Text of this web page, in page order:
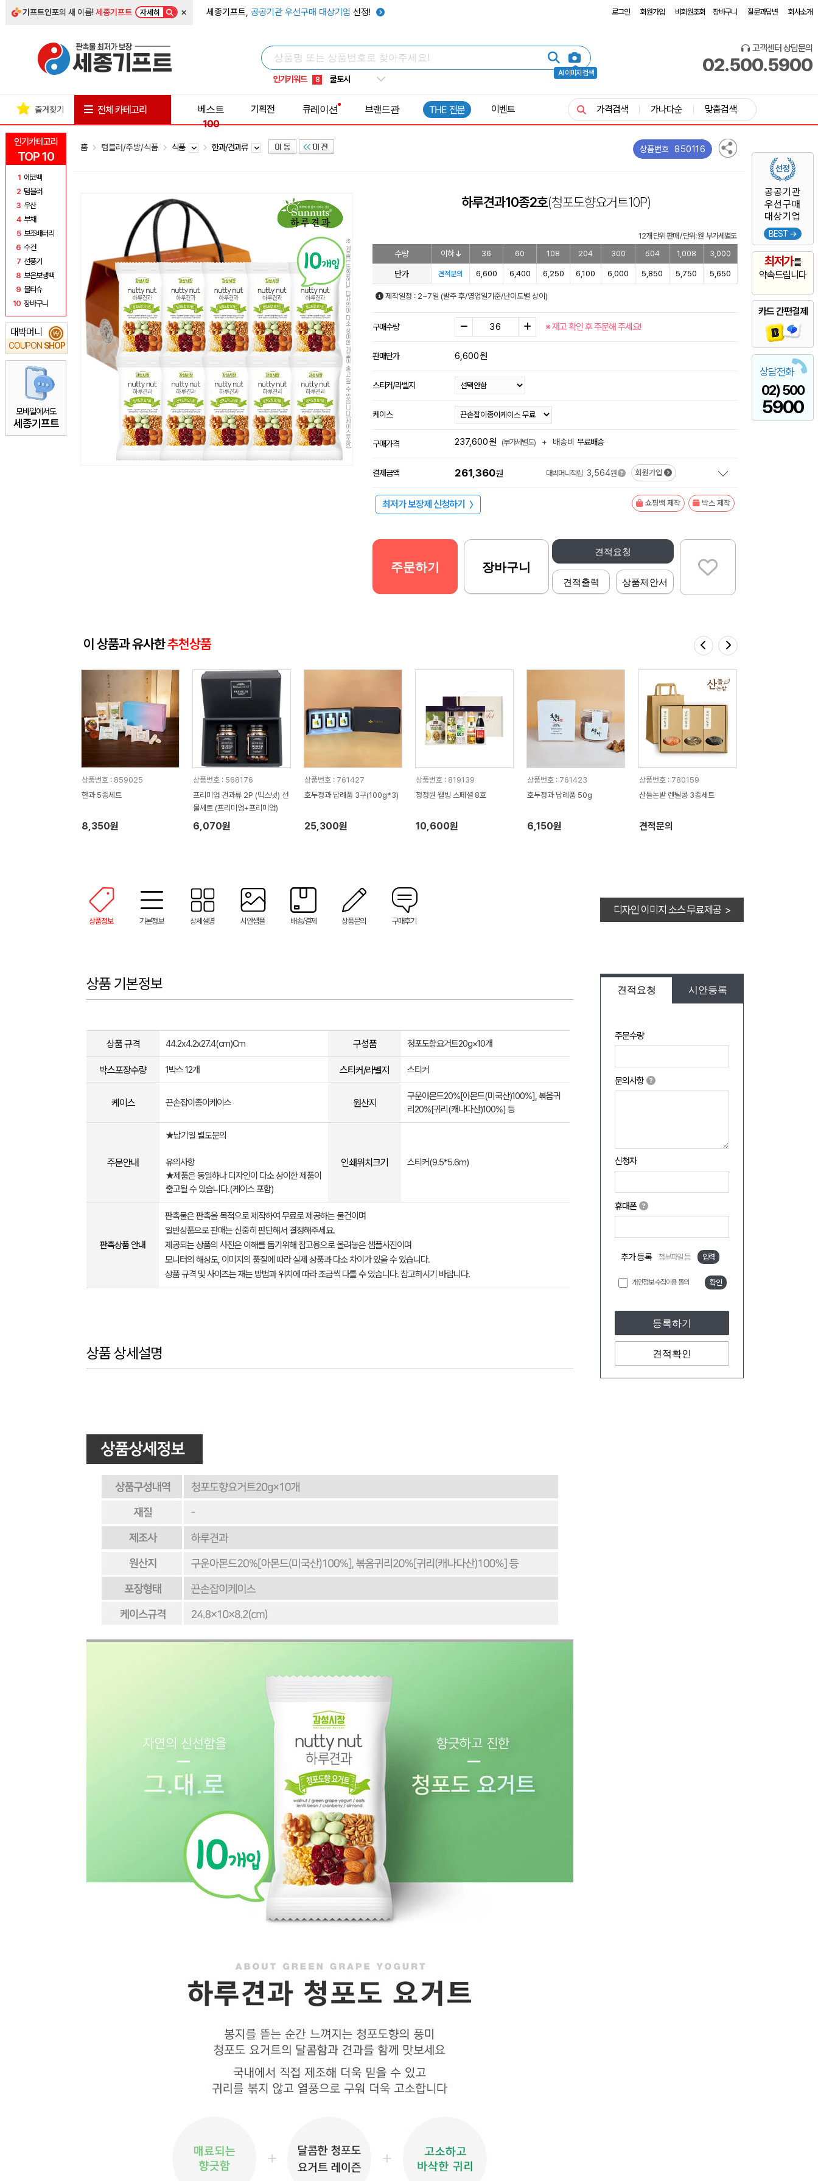
기프트인포의 새 이름!세종기프트 자세히 × 세종기프트, 공공기관 우선구매 대상기업 선정! 로그인 회원가입 비회원조회 장바구니 질문과답변 회사소개
AI 이미지 검색
인기키워드
5 키캡
8 쿨토시
9 넥쿨러
1 선풍기
고객센터 상담문의
02.500.5900
인기카테고리
TOP 10
1 에코백
2 텀블러
3 우산
4 부채
5 보조배터리
6 수건
7 선풍기
8 보온보냉백
9 물티슈
10 장바구니
대박머니
COUPON SHOP
₩
모바일에서도
세종기프트
공공기관
우선구매
대상기업
BEST →
최저가를
약속드립니다
카드 간편결제
상담전화
02) 500
5900
즐겨찾기 전체 카테고리
베스트
100
기획전 큐레이션 브랜드관 THE 전문 이벤트 가격검색 가나다순 맞춤검색
홈 텀블러/주방/식품 식품 한과/견과류 상품번호 850116
하루견과10종2호(청포도향요거트10P)
12개 단위 판매 / 단위: 원 부가세별도
수량 이하 36 60 108 204 300 504 1,008 3,000
단가 견적문의 6,600 6,400 6,250 6,100 6,000 5,850 5,750 5,650
제작일정 : 2~7일 (발주 후/영업일기준/난이도별 상이)
구매수량 ※ 재고 확인 후 주문해 주세요!
판매단가 6,600원
스티커/라벨지
케이스
구매가격 237,600원 (부가세별도) + 배송비 무료배송
결제금액 261,360원 대박머니적립 3,564원 회원가입
최저가 보장제 신청하기 〉 쇼핑백 제작 박스 제작
견적요청
견적출력 상품제안서
주문하기 장바구니
이 상품과 유사한추천상품
상품번호 : 859025
한과 5종세트
8,350원
상품번호 : 568176
프리미엄 견과류 2P (믹스넛) 선
물세트 (프리미엄+프리미엄)
6,070원
상품번호 : 761427
호두정과 답례품 3구(100g*3)
25,300원
상품번호 : 819139
청정원 웰빙 스페셜 8호
10,600원
상품번호 : 761423
호두정과 답례품 50g
6,150원
상품번호 : 780159
산들논밭 렌틸콩 3종세트
견적문의
상품정보 기본정보 상세설명 시안샘플 배송/결제 상품문의 구매후기
디자인 이미지 소스 무료제공 >
견적요청 시안등록
주문수량
문의사항
신청자
휴대폰
추가 등록 첨부파일 등 입력
개인정보 수집이용 동의 확인
등록하기
견적확인
상품 기본정보
상품 규격 44.2x4.2x27.4(cm)Cm 구성품 청포도향요거트20g×10개
박스포장수량 1박스 12개 스티커/라벨지 스티커
케이스 끈손잡이종이케이스 원산지
구운아몬드20%[아몬드(미국산)100%], 볶음귀
리20%[귀리(캐나다산)100%] 등
주문안내
★납기일 별도문의
유의사항
★제품은 동일하나 디자인이 다소 상이한 제품이
출고될 수 있습니다.(케이스 포함)
인쇄위치크기 스티커(9.5*5.6m)
판촉상품 안내
판촉물은 판촉을 목적으로 제작하여 무료로 제공하는 물건이며
일반상품으로 판매는 신중히 판단해서 결정해주세요.
제공되는 상품의 사진은 이해를 돕기위해 참고용으로 올려놓은 샘플사진이며
모니터의 해상도, 이미지의 품질에 따라 실제 상품과 다소 차이가 있을 수 있습니다.
상품 규격 및 사이즈는 재는 방법과 위치에 따라 조금씩 다를 수 있습니다. 참고하시기 바랍니다.
상품 상세설명